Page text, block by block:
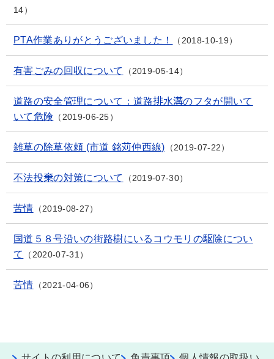
14
PTA作業ありがとうございました！ 2018-10-19
有害ごみの回収について 2019-05-14
道路の安全管理について：道路排水溝のフタが開いて
いて危険
2019-06-25
雑草の除草依頼 (市道 銘苅仲西線) 2019-07-22
不法投棄の対策について 2019-07-30
苦情 2019-08-27
国道５８号沿いの街路樹にいるコウモリの駆除につい
て
2020-07-31
苦情 2021-04-06